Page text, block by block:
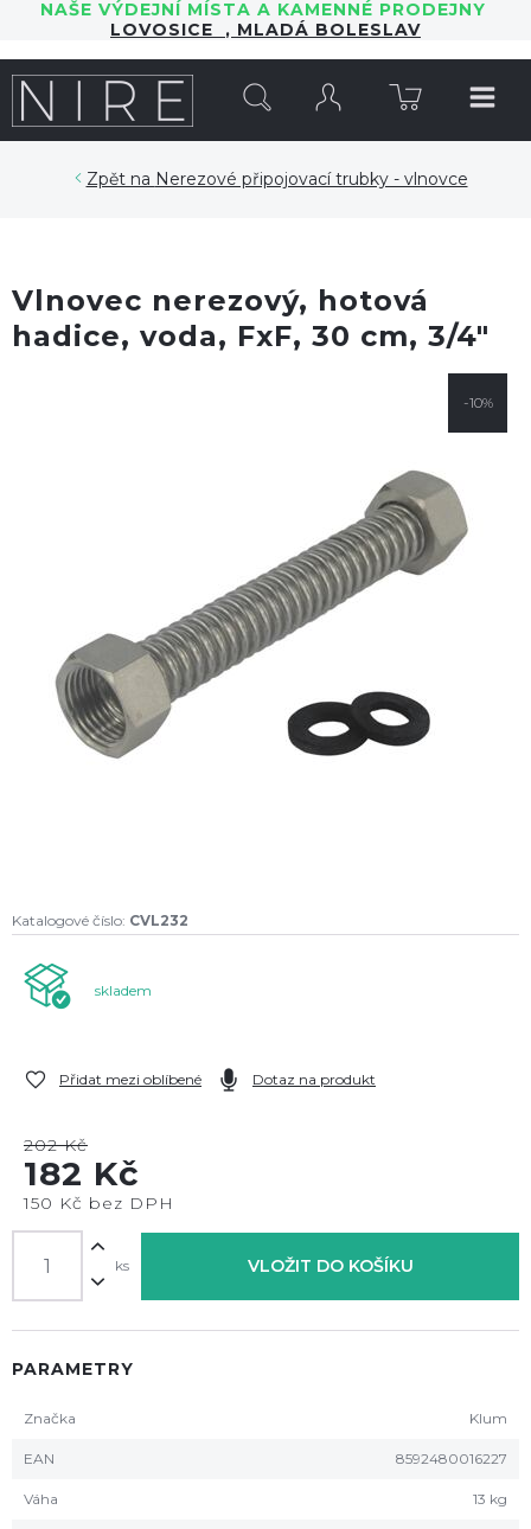
NAŠE VÝDEJNÍ MÍSTA A KAMENNÉ PRODEJNY
LOVOSICE , MLADÁ BOLESLAV
Nerezové připojovací trubky - vlnovce
Vlnovec nerezový, hotová
hadice, voda, FxF, 30 cm, 3/4"
-10%
Katalogové číslo: CVL232
skladem
Přidat mezi oblíbené Dotaz na produkt
202 Kč
182 Kč
150 Kč bez DPH
ks VLOŽIT DO KOŠÍKU
PARAMETRY
Značka Klum
EAN 8592480016227
Váha 13 kg